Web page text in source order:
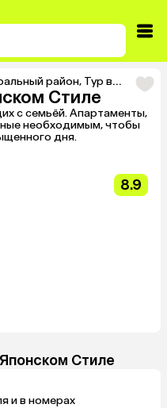
район, Тур в Апартаменты В Японском Стиле
Стиле
с семьёй. Апартаменты,
необходимым, чтобы
дня.
8.9
Стиле
и в номерах